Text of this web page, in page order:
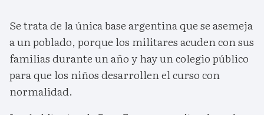
Se trata de la única base argentina que se asemeja
a un poblado, porque los militares acuden con sus
familias durante un año y hay un colegio público
para que los niños desarrollen el curso con
normalidad.